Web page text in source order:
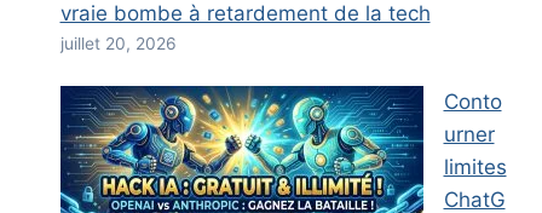
vraie bombe à retardement de la tech
juillet 20, 2026
Conto
urner
limites
ChatG